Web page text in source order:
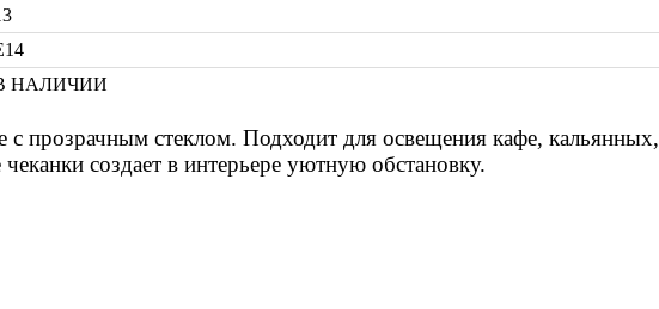
НАЛИЧИИ
с прозрачным стеклом. Подходит для освещения кафе, кальянных,
создает в интерьере уютную обстановку.